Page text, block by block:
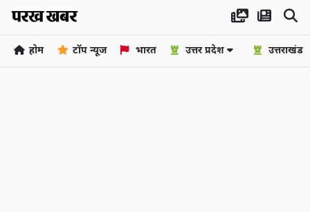
होम टॉप न्यूज भारत उत्तर प्रदेश उत्तराखंड